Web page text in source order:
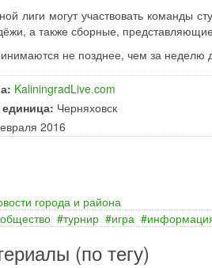
лиги могут участвовать команды
а также сборные,
не позднее, чем за неделю
KaliningradLive.com
Черняховск
2016
города и района
общество турнир игра
(по тегу)